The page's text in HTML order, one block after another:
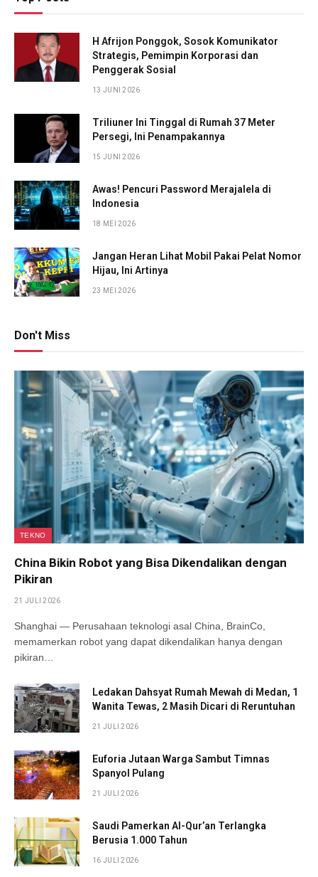
H Afrijon Ponggok, Sosok Komunikator
Strategis, Pemimpin Korporasi dan
Penggerak Sosial
13 JUNI 2026
Triliuner Ini Tinggal di Rumah 37 Meter
Persegi, Ini Penampakannya
15 JUNI 2026
Awas! Pencuri Password Merajalela di
Indonesia
18 MEI 2026
Jangan Heran Lihat Mobil Pakai Pelat Nomor
Hijau, Ini Artinya
23 MEI 2026
Don't Miss
TEKNO
China Bikin Robot yang Bisa Dikendalikan dengan
Pikiran
21 JULI 2026
Shanghai — Perusahaan teknologi asal China, BrainCo,
memamerkan robot yang dapat dikendalikan hanya dengan
pikiran…
Ledakan Dahsyat Rumah Mewah di Medan, 1
Wanita Tewas, 2 Masih Dicari di Reruntuhan
21 JULI 2026
Euforia Jutaan Warga Sambut Timnas
Spanyol Pulang
21 JULI 2026
Saudi Pamerkan Al-Qur’an Terlangka
Berusia 1.000 Tahun
16 JULI 2026